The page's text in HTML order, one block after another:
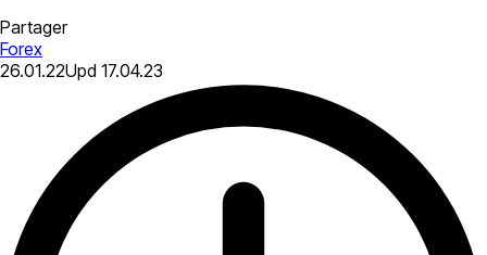
Partager
Forex
26.01.22Upd 17.04.23